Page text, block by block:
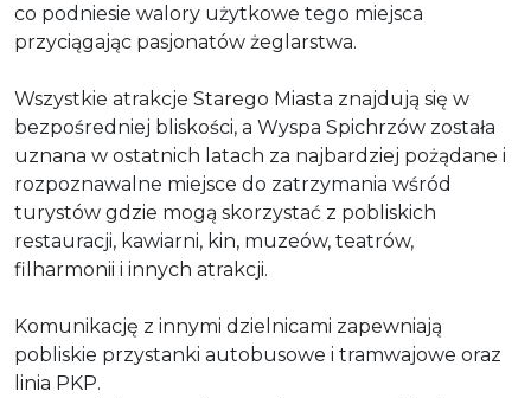
co podniesie walory użytkowe tego miejsca
przyciągając pasjonatów żeglarstwa.
Wszystkie atrakcje Starego Miasta znajdują się w
bezpośredniej bliskości, a Wyspa Spichrzów została
uznana w ostatnich latach za najbardziej pożądane i
rozpoznawalne miejsce do zatrzymania wśród
turystów gdzie mogą skorzystać z pobliskich
restauracji, kawiarni, kin, muzeów, teatrów,
filharmonii i innych atrakcji.
Komunikację z innymi dzielnicami zapewniają
pobliskie przystanki autobusowe i tramwajowe oraz
linia PKP.